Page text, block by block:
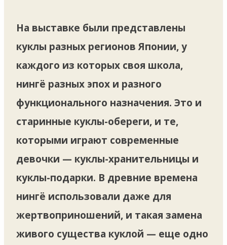
На выставке были представлены
куклы разных регионов Японии, у
каждого из которых своя школа,
нингё разных эпох и разного
функционального назначения. Это и
старинные куклы-обереги, и те,
которыми играют современные
девочки — куклы-хранительницы и
куклы-подарки. В древние времена
нингё использовали даже для
жертвоприношений, и такая замена
живого существа куклой — еще одно